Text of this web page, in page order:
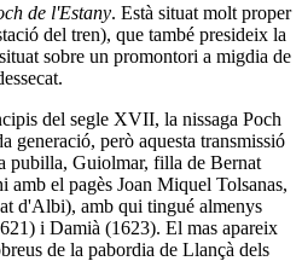
de l'Estany. Està situat molt proper
del tren), que també presideix la
sobre un promontori a migdia de
del segle XVII, la nissaga Poch
generació, però aquesta transmissió
pubilla, Guiolmar, filla de Bernat
amb el pagès Joan Miquel Tolsanas,
d'Albi), amb qui tingué almenys
i Damià (1623). El mas apareix
de la pabordia de Llançà dels